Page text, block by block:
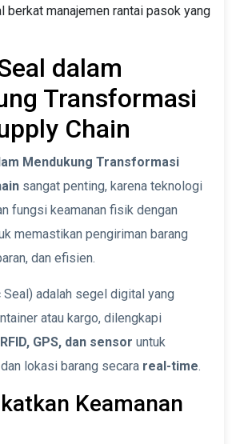
berkat manajemen rantai pasok yang
dalam
Transformasi
Chain
Mendukung Transformasi
sangat penting, karena teknologi
fungsi keamanan fisik dengan
memastikan pengiriman barang
dan efisien.
Seal) adalah segel digital yang
atau kargo, dilengkapi
RFID, GPS, dan sensor untuk
lokasi barang secara real-time.
Keamanan